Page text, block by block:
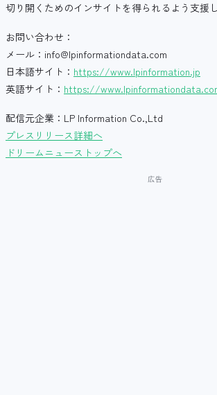
切り開くためのインサイトを得られるよう支援
お問い合わせ：
メール：info@lpinformationdata.com
日本語サイト： https://www.lpinformation.jp
英語サイト： https://
配信元企業：LP Information Co.,Ltd
プレスリリース詳細へ
ドリームニューストップへ